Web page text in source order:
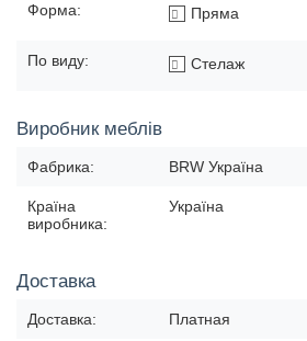
Форма: Пряма
По виду: Стелаж
Виробник меблів
Фабрика: BRW Україна
Країна
виробника:
Україна
Доставка
Доставка: Платная